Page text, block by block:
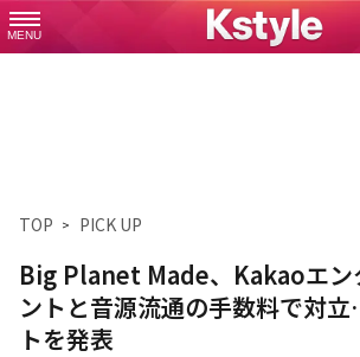
MENU
TOP PICK UP
Big Planet Made、Kakaoエン
ントと音源流通の手数料で対
トを発表